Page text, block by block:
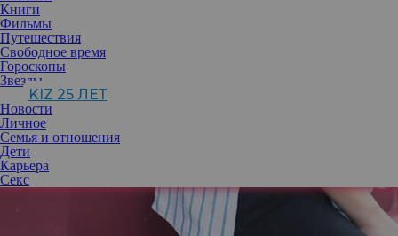
Книги
Фильмы
Путешествия
Свободное время
Гороскопы
Звезды
KIZ 25 ЛЕТ
Новости
Личное
Семья и отношения
Дети
Карьера
Секс